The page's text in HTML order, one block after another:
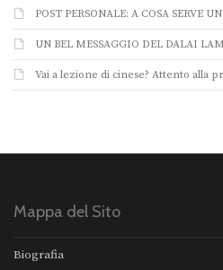
POST PERSONALE: A COSA SERVE
UN BEL MESSAGGIO DEL DALAI
Vai a lezione di cinese? Attento alla
Mappa del Sito
Biografia